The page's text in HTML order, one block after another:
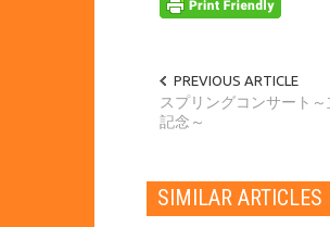
PREVIOUS ARTICLE
スプリングコンサート
記念～
SIMILAR ARTICLES